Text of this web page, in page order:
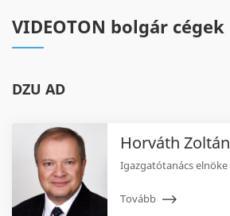
VIDEOTON bolgár cégek
DZU AD
Horváth Zoltán
Igazgatótanács elnöke
Tovább